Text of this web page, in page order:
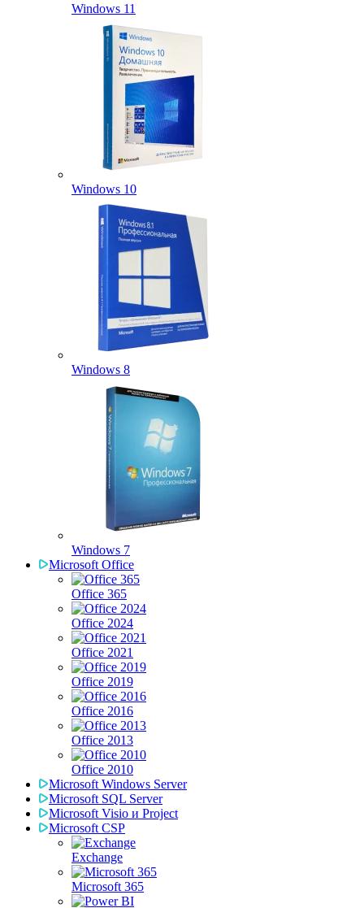
Windows 11
Windows 10
Windows 8
Windows 7
Microsoft Office
Office 365
Office 2024
Office 2021
Office 2019
Office 2016
Office 2013
Office 2010
Microsoft Windows Server
Microsoft SQL Server
Microsoft Visio и Project
Microsoft CSP
Exchange
Microsoft 365